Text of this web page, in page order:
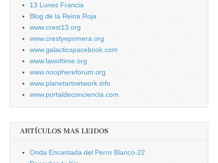
13 Lunes Francia
Blog de la Reina Roja
www.crest13.org
www.crestyepomera.org
www.galacticspacebook.com
www.lawoftime.org
www.noophereforum.org
www.planetartnetwork.info
www.portaldeconciencia.com
ARTÍCULOS MAS LEIDOS
Onda Encantada del Perro Blanco-22